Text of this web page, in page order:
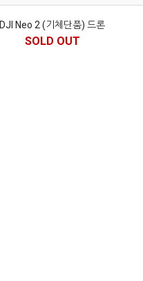
DJI Neo 2 (기체단품) 드론
SOLD OUT